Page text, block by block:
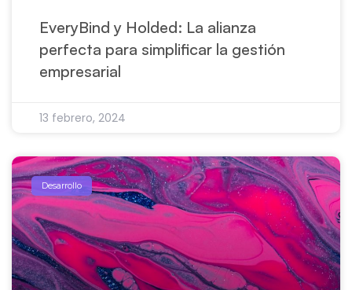
EveryBind y Holded: La alianza
perfecta para simplificar la gestión
empresarial
13 febrero, 2024
Desarrollo